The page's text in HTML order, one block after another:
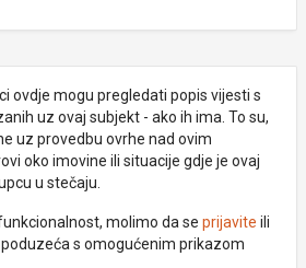
ovdje mogu pregledati popis vijesti s
uz ovaj subjekt - ako ih ima. To su,
uz provedbu ovrhe nad ovim
oko imovine ili situacije gdje je ovaj
u stečaju.
molimo da se prijavite ili
poduzeća s omogućenim prikazom